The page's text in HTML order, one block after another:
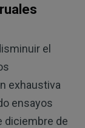
el
exhaustiva
ensayos
diciembre de